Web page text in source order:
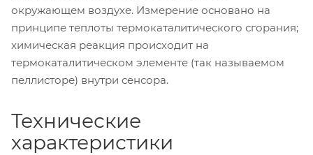
окружающем воздухе. Измерение основано на
принципе теплоты термокаталитического сгорания;
химическая реакция происходит на
термокаталитическом элементе (так называемом
пеллисторе) внутри сенсора.
Технические
характеристики